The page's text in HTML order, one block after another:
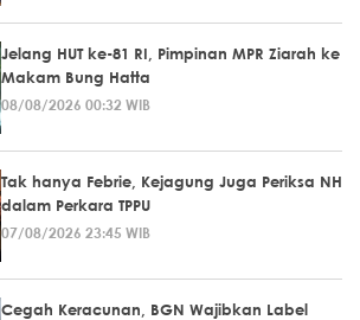
Jelang HUT ke-81 RI, Pimpinan MPR Ziarah ke
Makam Bung Hatta
08/08/2026 00:32 WIB
Tak hanya Febrie, Kejagung Juga Periksa NH
dalam Perkara TPPU
07/08/2026 23:45 WIB
Cegah Keracunan, BGN Wajibkan Label